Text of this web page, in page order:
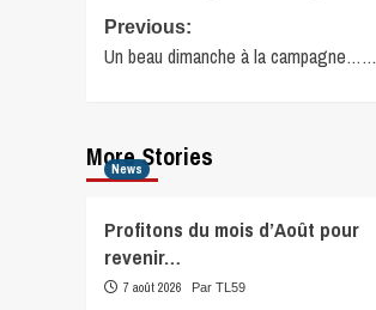
Post
navigation
Previous:
Un beau dimanche à la campagne……
More Stories
News
Profitons du mois d’Août pour
revenir…
7 août 2026 Par TL59